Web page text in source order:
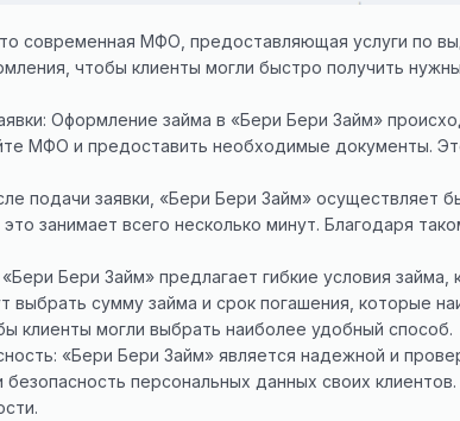
современная МФО, предоставляющая услуги по
чтобы клиенты могли быстро получить
Оформление займа в «Бери Бери Займ»
МФО и предоставить необходимые документы.
подачи заявки, «Бери Бери Займ» осуществляет
занимает всего несколько минут. Благодаря
«Бери Бери Займ» предлагает гибкие условия
выбрать сумму займа и срок погашения, которые
клиенты могли выбрать наиболее удобный способ.
«Бери Бери Займ» является надежной и
безопасность персональных данных своих